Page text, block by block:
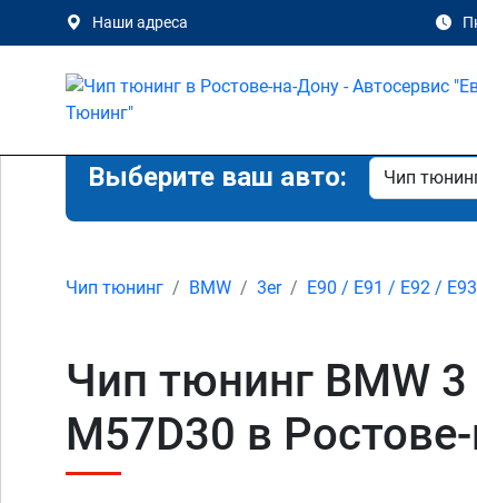
Наши адреса
Выберите ваш авто:
Чип тюнинг BMW 3er E90 / E91 / E92 /
Чип тюнинг BMW
M57D30 в